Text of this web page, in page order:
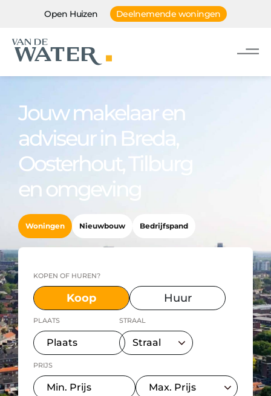
Open Huizen Deelnemende woningen
Jouw makelaar en
adviseur in Breda,
Oosterhout, Tilburg
en omgeving
Woningen Nieuwbouw Bedrijfspand
KOPEN OF HUREN?
Koop Huur
PLAATS STRAAL
PRIJS